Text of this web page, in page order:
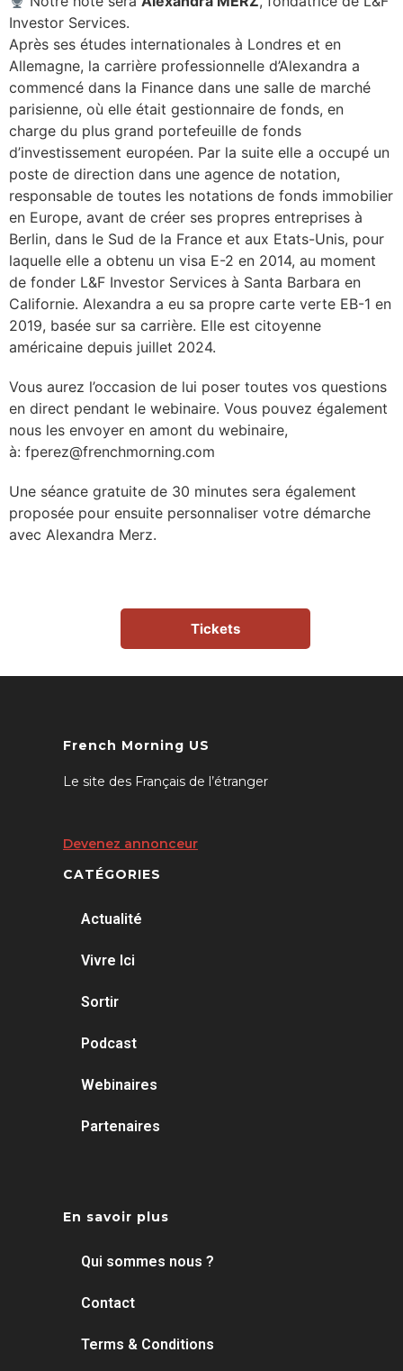
Investor Services.
Après ses études internationales à Londres et en
Allemagne, la carrière professionnelle d’Alexandra a
commencé dans la Finance dans une salle de marché
parisienne, où elle était gestionnaire de fonds, en
charge du plus grand portefeuille de fonds
d’investissement européen. Par la suite elle a occupé un
poste de direction dans une agence de notation,
responsable de toutes les notations de fonds immobilier
en Europe, avant de créer ses propres entreprises à
Berlin, dans le Sud de la France et aux Etats-Unis, pour
laquelle elle a obtenu un visa E-2 en 2014, au moment
de fonder L&F Investor Services à Santa Barbara en
Californie. Alexandra a eu sa propre carte verte EB-1 en
2019, basée sur sa carrière. Elle est citoyenne
américaine depuis juillet 2024.
Vous aurez l’occasion de lui poser toutes vos questions
en direct pendant le webinaire. Vous pouvez également
nous les envoyer en amont du webinaire,
à: fperez@frenchmorning.com
Une séance gratuite de 30 minutes sera également
proposée pour ensuite personnaliser votre démarche
avec Alexandra Merz.
Tickets
French Morning US
Le site des Français de l’étranger
Devenez annonceur
CATÉGORIES
Actualité
Vivre Ici
Sortir
Podcast
Webinaires
Partenaires
En savoir plus
Qui sommes nous ?
Contact
Terms & Conditions